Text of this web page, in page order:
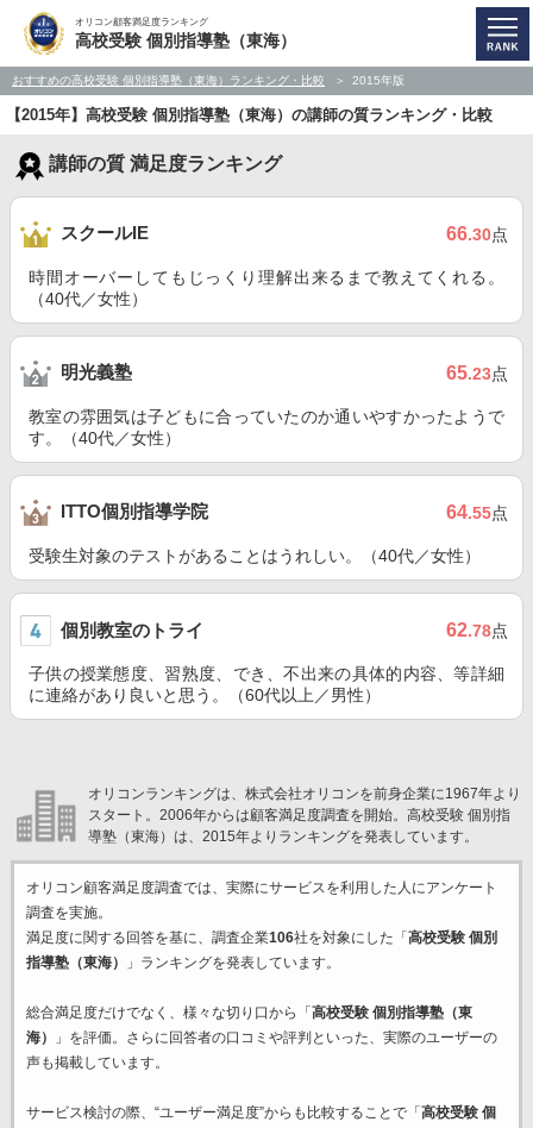
オリコン顧客満足度ランキング
高校受験 個別指導塾（東海）
おすすめの高校受験 個別指導塾（東海）ランキング・比較 2015年版
【2015年】高校受験 個別指導塾（東海）の講師の質ランキング・比較
講師の質 満足度ランキング
スクールIE 66.30点
時間オーバーしてもじっくり理解出来るまで教えてくれる。
（40代／女性）
明光義塾 65.23点
教室の雰囲気は子どもに合っていたのか通いやすかったようで
す。（40代／女性）
ITTO個別指導学院 64.55点
受験生対象のテストがあることはうれしい。（40代／女性）
個別教室のトライ 62.78点
子供の授業態度、習熟度、でき、不出来の具体的内容、等詳細
に連絡があり良いと思う。（60代以上／男性）
オリコンランキングは、株式会社オリコンを前身企業に1967年より
スタート。2006年からは顧客満足度調査を開始。高校受験 個別指
導塾（東海）は、2015年よりランキングを発表しています。
オリコン顧客満足度調査では、実際にサービスを利用した 人にアンケート
調査を実施。
満足度に関する回答を基に、調査企業106社を対象にした「 高校受験 個別
指導塾（東海）
」ランキングを発表しています。
総合満足度だけでなく、様々な切り口から「 高校受験 個別指導塾（東
海）
」を評価。さらに回答者の口コミや評判といった、実際のユーザーの
声も掲載しています。
サービス検討の際、“ユーザー満足度”からも比較することで「 高校受験 個